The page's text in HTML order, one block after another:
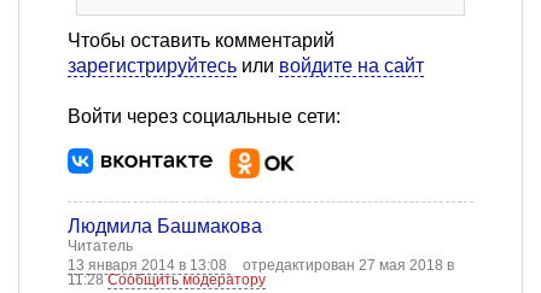
Чтобы оставить комментарий
зарегистрируйтесь или войдите на сайт
Войти через социальные сети:
Людмила Башмакова
Читатель
13 января 2014 в 13:08
отредактирован 27 мая 2018 в
11:28Сообщить модератору